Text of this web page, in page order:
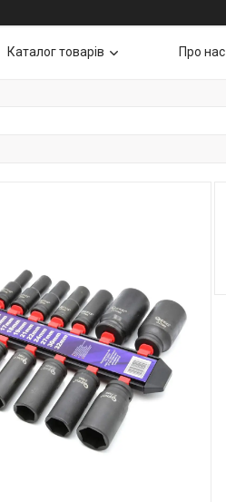
Каталог товарів Про нас